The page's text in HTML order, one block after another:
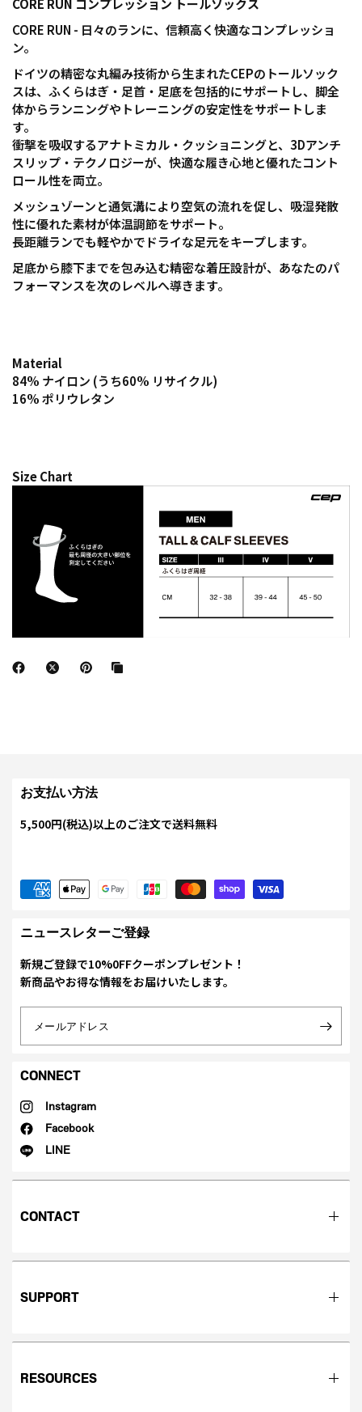
CORE RUN - 日々のランに、信頼高く快適なコンプレッショ
ン。
ドイツの精密な丸編み技術から生まれたCEPのトールソック
スは、ふくらはぎ・足首・足底を包括的にサポートし、脚全
体からランニングやトレーニングの安定性をサポートしま
す。
衝撃を吸収するアナトミカル・クッショニングと、3Dアンチ
スリップ・テクノロジーが、快適な履き心地と優れたコント
ロール性を両立。
メッシュゾーンと通気溝により空気の流れを促し、吸湿発散
性に優れた素材が体温調節をサポート。
長距離ランでも軽やかでドライな足元をキープします。
足底から膝下までを包み込む精密な着圧設計が、あなたのパ
フォーマンスを次のレベルへ導きます。
Material
84% ナイロン (うち60% リサイクル)
16% ポリウレタン
Size Chart
お支払い方法
5,500円(税込)以上のご注文で送料無料
ニュースレターご登録
新規ご登録で10%0FFクーポンプレゼント！
新商品やお得な情報をお届けいたします。
メールアドレス
CONNECT
Instagram
Facebook
LINE
CONTACT
SUPPORT
RESOURCES